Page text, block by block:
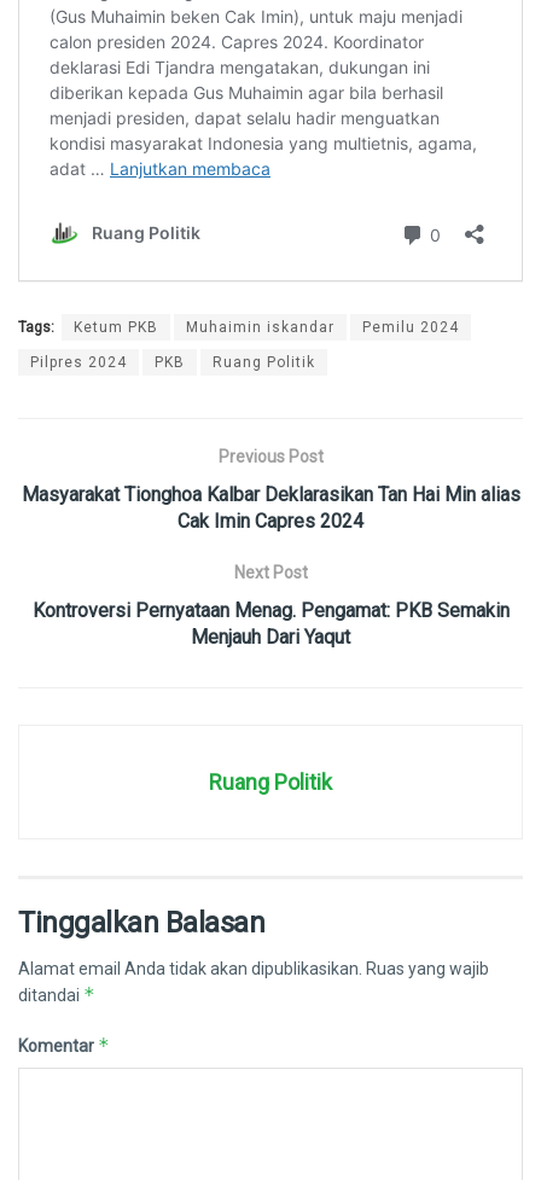
Tags: Ketum PKB Muhaimin iskandar Pemilu 2024
Pilpres 2024 PKB Ruang Politik
Previous Post
Masyarakat Tionghoa Kalbar Deklarasikan Tan Hai Min alias
Cak Imin Capres 2024
Next Post
Kontroversi Pernyataan Menag. Pengamat: PKB Semakin
Menjauh Dari Yaqut
Ruang Politik
Tinggalkan Balasan
Alamat email Anda tidak akan dipublikasikan. Ruas yang wajib
ditandai *
Komentar *